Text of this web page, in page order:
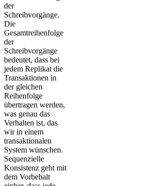
der
Schreibvorgänge.
Die
Gesamtreihenfolge
der
Schreibvorgänge
bedeutet, dass bei
jedem Replikat die
Transaktionen in
der gleichen
Reihenfolge
übertragen werden,
was genau das
Verhalten ist, das
wir in einem
transaktionalen
System wünschen.
Sequenzielle
Konsistenz geht mit
dem Vorbehalt